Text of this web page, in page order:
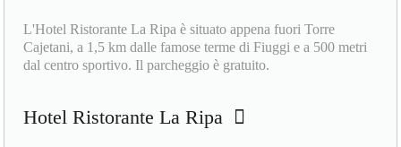
L'Hotel Ristorante La Ripa è situato appena fuori Torre
Cajetani, a 1,5 km dalle famose terme di Fiuggi e a 500 metri
dal centro sportivo. Il parcheggio è gratuito.
Hotel Ristorante La Ripa